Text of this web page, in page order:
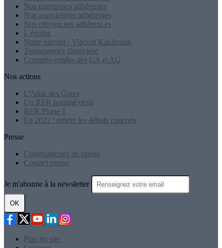
Nos entreprises adhérentes
Nos associations adhérentes
Nos citoyen.nes adhérent.es
L'équipe
Notre parrain - Vincent Kaufmann
Transparence financière
Comptes-rendus des CA et AG
Nos actions
L'Atlas des Gares
Un RER nommé désir
RER Phase 1
En 2022 : rendre les débats concrets
Presse
Communiqués de presse
Contact presse
Je m'abonne à la newsletter
OK
Plan du site